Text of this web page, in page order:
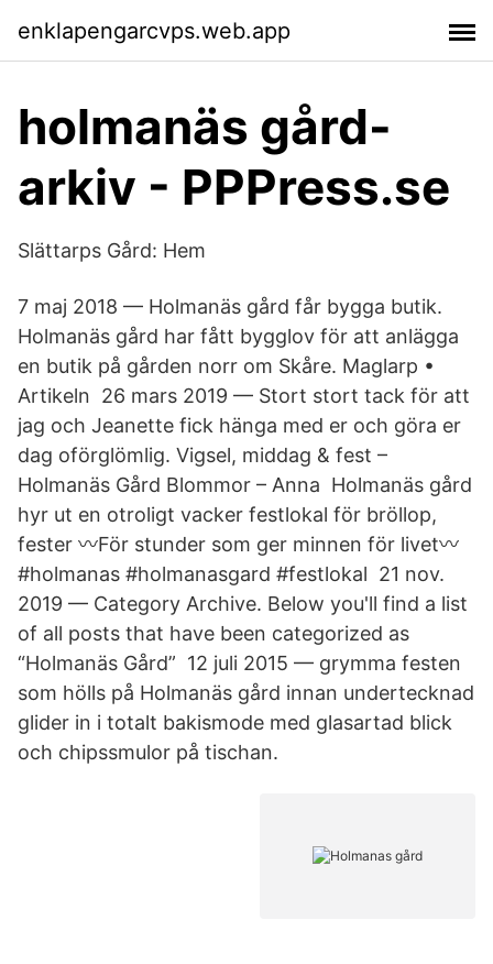
enklapengarcvps.web.app
holmanäs gård-
arkiv - PPPress.se
Slättarps Gård: Hem
7 maj 2018 — Holmanäs gård får bygga butik.
Holmanäs gård har fått bygglov för att anlägga
en butik på gården norr om Skåre. Maglarp •
Artikeln 26 mars 2019 — Stort stort tack för att
jag och Jeanette fick hänga med er och göra er
dag oförglömlig. Vigsel, middag & fest –
Holmanäs Gård Blommor – Anna Holmanäs gård
hyr ut en otroligt vacker festlokal för bröllop,
fester 〰️För stunder som ger minnen för livet〰️
#holmanas #holmanasgard #festlokal 21 nov.
2019 — Category Archive. Below you'll find a list
of all posts that have been categorized as
“Holmanäs Gård” 12 juli 2015 — grymma festen
som hölls på Holmanäs gård innan undertecknad
glider in i totalt bakismode med glasartad blick
och chipssmulor på tischan.